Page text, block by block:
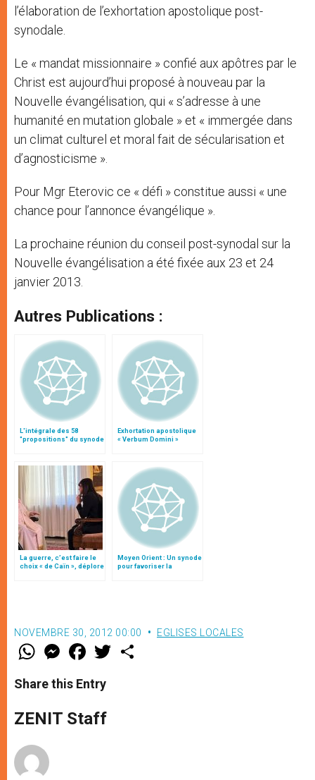
l’élaboration de l’exhortation apostolique post-
synodale.
Le « mandat missionnaire » confié aux apôtres par le
Christ est aujourd’hui proposé à nouveau par la
Nouvelle évangélisation, qui « s’adresse à une
humanité en mutation globale » et « immergée dans
un climat culturel et moral fait de sécularisation et
d’agnosticisme ».
Pour Mgr Eterovic ce « défi » constitue aussi « une
chance pour l’annonce évangélique ».
La prochaine réunion du conseil post-synodal sur la
Nouvelle évangélisation a été fixée aux 23 et 24
janvier 2013.
Autres Publications :
L'intégrale des 58
"propositions" du synode
Exhortation apostolique
« Verbum Domini »
La guerre, c’est faire le
choix « de Caïn », déplore
Moyen Orient : Un synode
pour favoriser la
NOVEMBRE 30, 2012 00:00 EGLISES LOCALES
W
t
s
p
p
M
e
s
e
g
e
F
a
e
b
o
k
w
Share this Entry
ZENIT Staff